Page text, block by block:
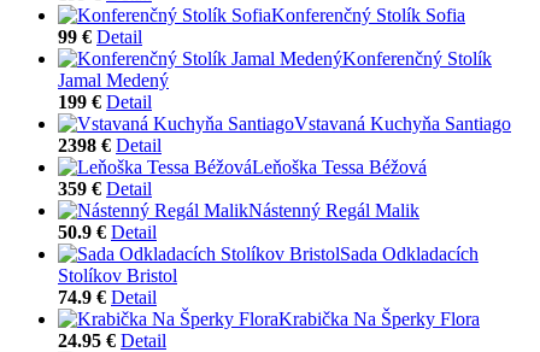
Konferenčný Stolík Sofia
99 € Detail
Konferenčný Stolík
Jamal Medený
199 € Detail
Vstavaná Kuchyňa Santiago
2398 € Detail
Leňoška Tessa Béžová
359 € Detail
Nástenný Regál Malik
50.9 € Detail
Sada Odkladacích
Stolíkov Bristol
74.9 € Detail
Krabička Na Šperky Flora
24.95 € Detail